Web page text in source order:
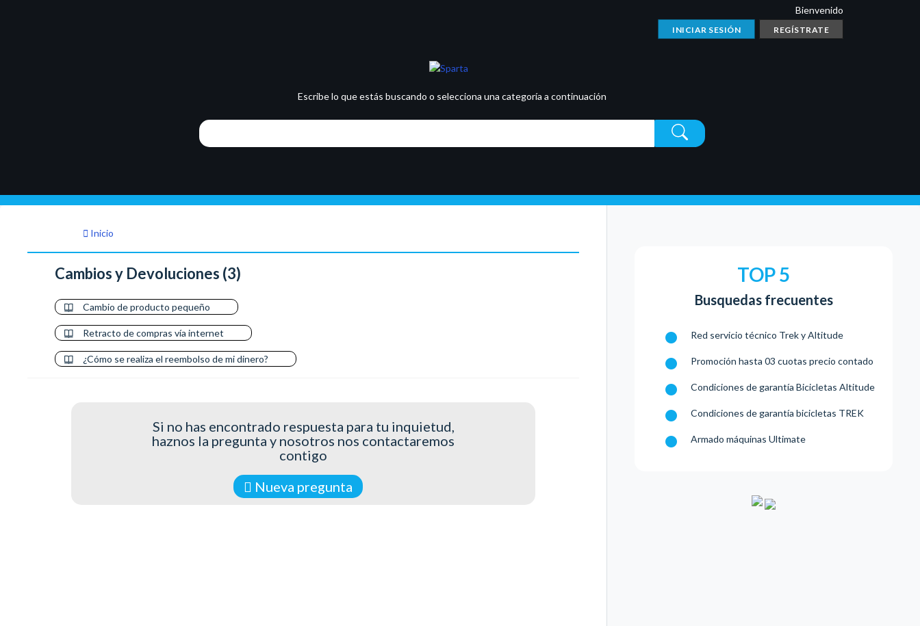
Bienvenido
INICIAR SESIÓN REGÍSTRATE
Escribe lo que estás buscando o selecciona una categoría a continuación
Inicio
Cambios y Devoluciones (3)
Cambio de producto pequeño
Retracto de compras vía internet
¿Cómo se realiza el reembolso de mi dinero?
Si no has encontrado respuesta para tu inquietud,
haznos la pregunta y nosotros nos contactaremos
contigo
Nueva pregunta
TOP 5
Busquedas frecuentes
Red servicio técnico Trek y Altitude
Promoción hasta 03 cuotas precio contado
Condiciones de garantía Bicicletas Altitude
Condiciones de garantía bicicletas TREK
Armado máquinas Ultimate